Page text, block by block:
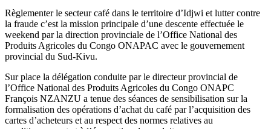
Règlementer le secteur café dans le territoire d’Idjwi et lutter contre
la fraude c’est la mission principale d’une descente effectuée le
weekend par la direction provinciale de l’Office National des
Produits Agricoles du Congo ONAPAC avec le gouvernement
provincial du Sud-Kivu.
Sur place la délégation conduite par le directeur provincial de
l’Office National des Produits Agricoles du Congo ONAPC
François NZANZU a tenue des séances de sensibilisation sur la
formalisation des opérations d’achat du café par l’acquisition des
cartes d’acheteurs et au respect des normes relatives au